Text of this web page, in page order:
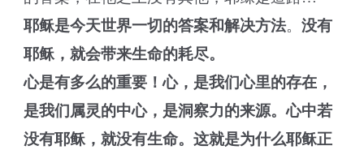
耶稣是今天世界一切的答案和解决方法。没有
耶稣，就会带来生命的耗尽。
心是有多么的重要！心，是我们心里的存在，
是我们属灵的中心，是洞察力的来源。心中若
没有耶稣，就没有生命。这就是为什么耶稣正